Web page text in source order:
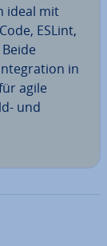
ideal mit
ESLint,
in
agile
und